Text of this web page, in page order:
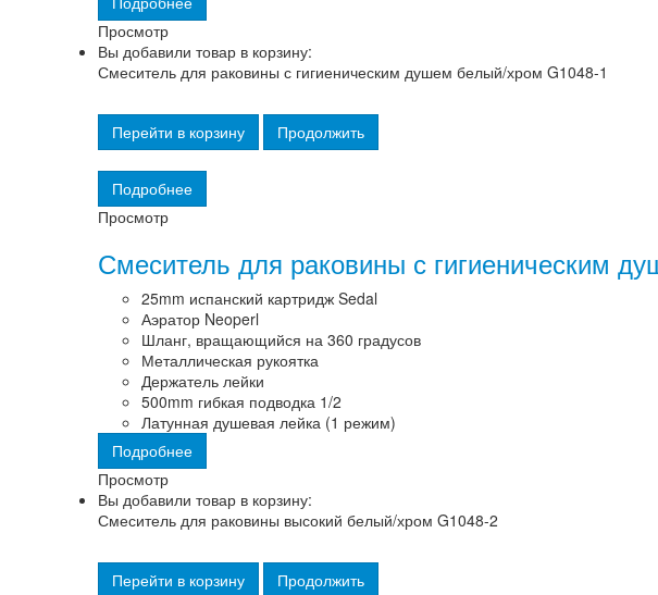
Просмотр
Вы добавили товар в корзину:
Смеситель для раковины с гигиеническим душем белый/хром G1048-1
Перейти в корзину Продолжить
Подробнее
Просмотр
Смеситель для раковины с гигиеническим
25mm испанский картридж Sedal
Аэратор Neoperl
Шланг, вращающийся на 360 градусов
Металлическая рукоятка
Держатель лейки
500mm гибкая подводка 1/2
Латунная душевая лейка (1 режим)
Подробнее
Просмотр
Вы добавили товар в корзину:
Смеситель для раковины высокий белый/хром G1048-2
Перейти в корзину Продолжить